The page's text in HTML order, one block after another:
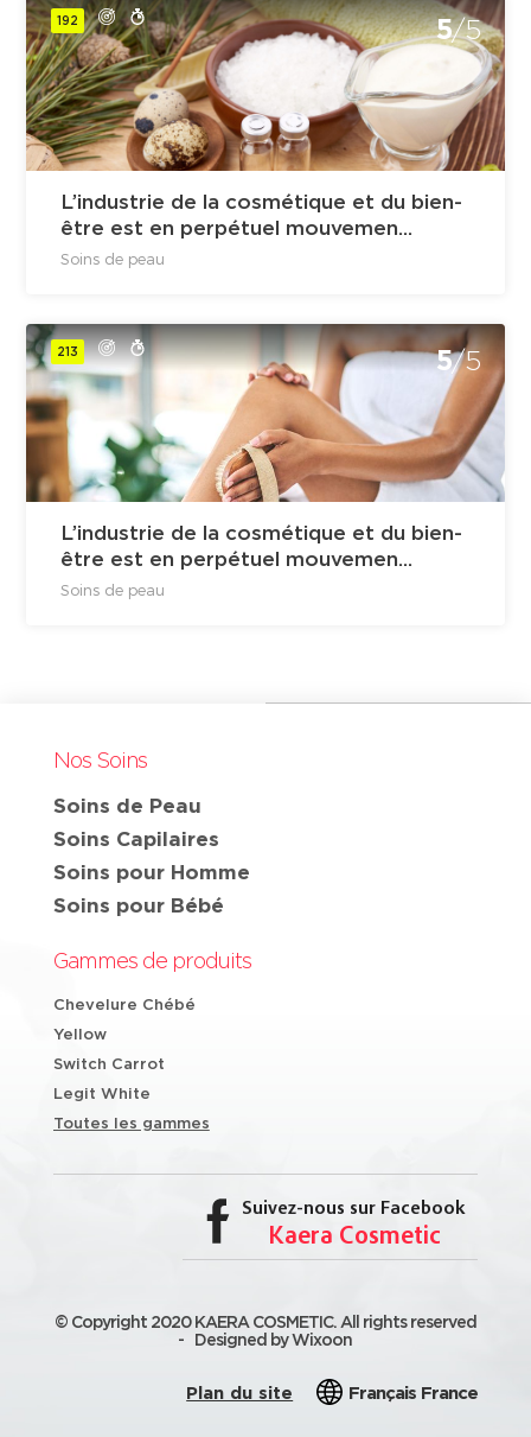
192 5/5
L’industrie de la cosmétique et du bien-
être est en perpétuel mouvemen...
Soins de peau
213 5/5
L’industrie de la cosmétique et du bien-
être est en perpétuel mouvemen...
Soins de peau
Nos Soins
Soins de Peau
Soins Capilaires
Soins pour Homme
Soins pour Bébé
Gammes de produits
Chevelure Chébé
Yellow
Switch Carrot
Legit White
Toutes les gammes
Suivez-nous sur Facebook
Kaera Cosmetic
© Copyright 2020 KAERA COSMETIC. All rights reserved
- Designed by Wixoon
Français France
Plan du site